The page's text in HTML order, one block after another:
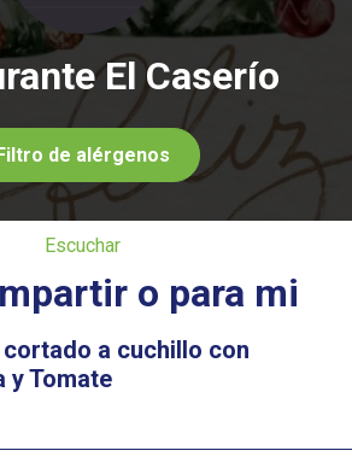
El Caserío
de alérgenos
Escuchar
o para mi
a cuchillo con
y Tomate